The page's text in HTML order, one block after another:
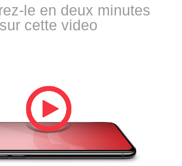
le en deux minutes
sur cette video